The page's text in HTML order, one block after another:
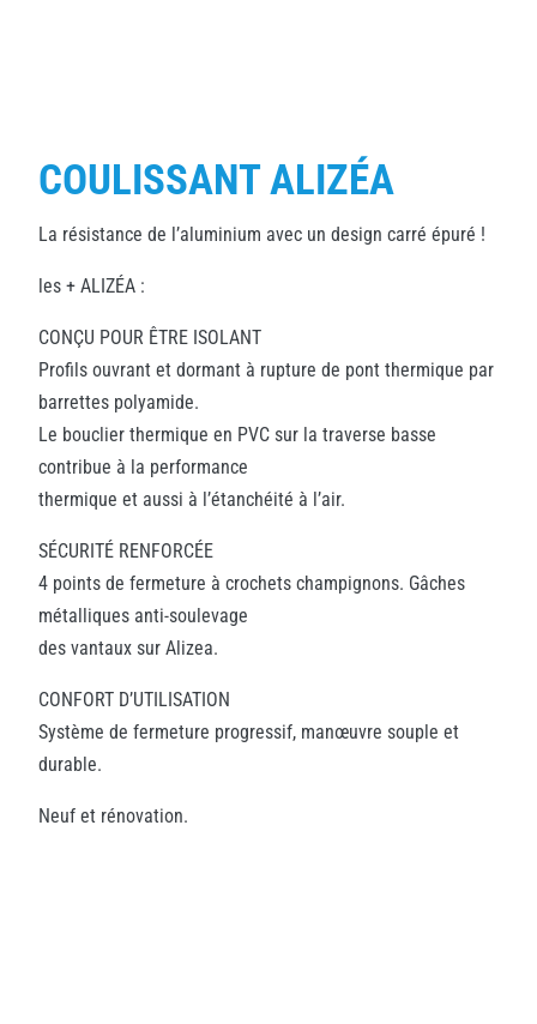
COULISSANT ALIZÉA
La résistance de l’aluminium avec un design carré épuré !
les + ALIZÉA :
CONÇU POUR ÊTRE ISOLANT
Profils ouvrant et dormant à rupture de pont thermique par
barrettes polyamide.
Le bouclier thermique en PVC sur la traverse basse
contribue à la performance
thermique et aussi à l’étanchéité à l’air.
SÉCURITÉ RENFORCÉE
4 points de fermeture à crochets champignons. Gâches
métalliques anti-soulevage
des vantaux sur Alizea.
CONFORT D’UTILISATION
Système de fermeture progressif, manœuvre souple et
durable.
Neuf et rénovation.